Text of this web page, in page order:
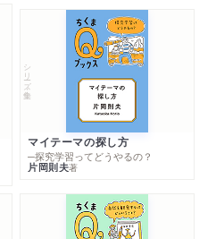
シリーズ・全集
マイテーマの探し方
─探究学習ってどうやるの？
片岡則夫著